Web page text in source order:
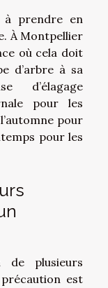
à prendre en
À Montpellier
où cela doit
d’arbre à sa
d’élagage
pour les
pour
pour les
de plusieurs
est